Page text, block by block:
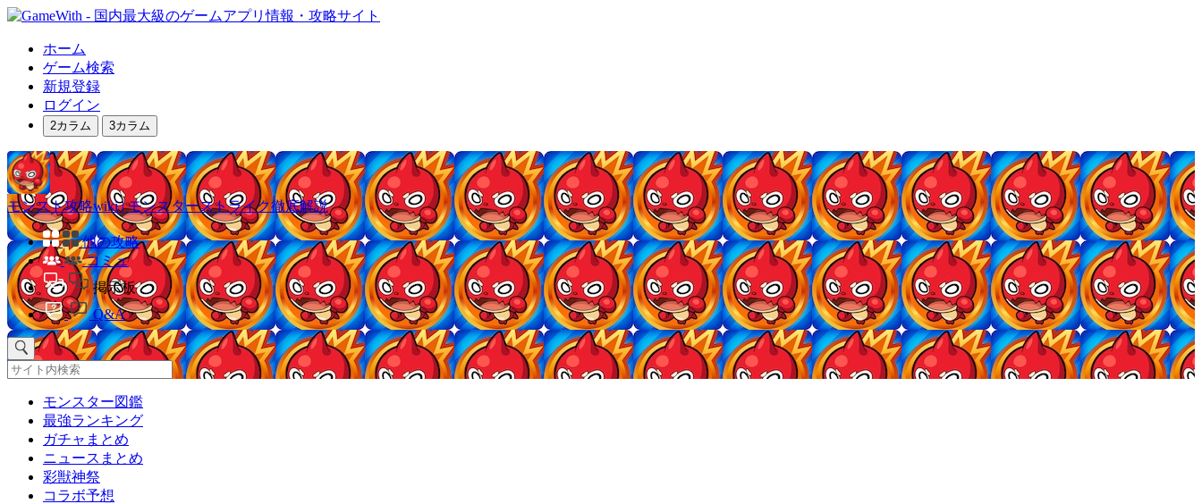
ホーム
ゲーム検索
新規登録
ログイン
2カラム 3カラム
モンスト攻略wiki | モンスターストライク徹底解説
他の攻略
コミュ
掲示板
Q&A
モンスター図鑑
最強ランキング
ガチャまとめ
ニュースまとめ
彩獣神祭
コラボ予想